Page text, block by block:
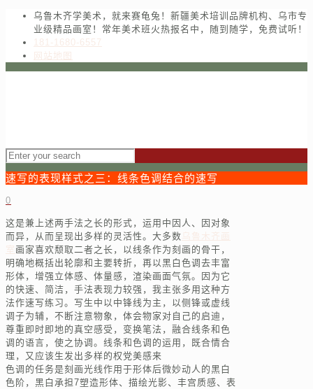
乌鲁木齐学美术，就来赛龟兔！新疆美术培训品牌机构、乌市专
业级精品画室！常年美术班火热报名中，随到随学，免费试听！
181-1680-6557
网站地图
速写的表现样式之三：线条色调结合的速写
0
这是兼上述两手法之长的形式，运用中因人、因对象
而异，从而呈现出多样的灵活性。大多数 乌鲁木齐画
室 画家喜欢颓取二者之长，以线条作为刻画的骨干，
明确地概括出轮廓和主要转折，再以黑白色调去丰富
形体，增强立体感、体量感，渲染画面气氛。因为它
的快速、简洁，手法表现力较强，我主张多用这种方
法作速写练习。写生中以中锋线为主，以侧锋或虚线
调子为辅，不断注意物象，体会物家对自己的启迪，
尊重即时即地的真空感受，变换笔法，融合线条和色
调的语言，使之协调。线条和色调的运用，既合情合
理，又应该生发出多样的权党美感来
色调的任务是刻画光线作用于形体后微妙动人的黑白
色阶，黑白承担7塑造形体、描绘光影、丰宫质感、表